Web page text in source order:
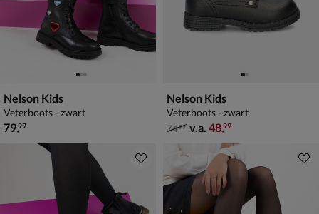
Nelson Kids
Veterboots - zwart
€ 79,99
79,99
Nelson Kids
Veterboots - zwart
van € 74,99 vanaf € 48,99
74,99 v.a. 48,99